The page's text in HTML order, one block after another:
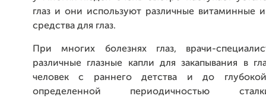
глаз и они используют различные витаминные
средства для глаз.
При многих болезнях глаз, врачи-
различные глазные капли для закапывания в
человек с раннего детства и до
определенной периодичностью